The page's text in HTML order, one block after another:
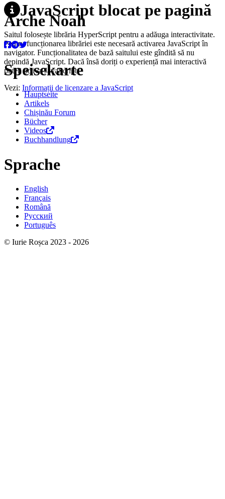
JavaScript blocat pe pagină
Saitul folosește librăria HyperScript pentru a adăuga interactivitate.
Pentru funcționarea librăriei este necesară activarea JavaScript în
navigator. Funcționalitatea de bază saitului este gîndită să nu
depindă JavaScript. Dacă însă doriți o experiență mai interactivă
puteți activa JavaScript.
Vezi: Informații de licenzare a JavaScript
Arche Noah
Speisekarte
Hauptseite
Artikels
Chișinău Forum
Bücher
Videos
Buchhandlung
Sprache
English
Français
Română
Русский
Português
© Iurie Roșca 2023 - 2026